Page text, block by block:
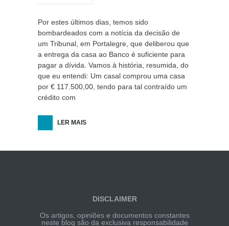
Por estes últimos dias, temos sido
bombardeados com a notícia da decisão de
um Tribunal, em Portalegre, que deliberou que
a entrega da casa ao Banco é suficiente para
pagar a dívida. Vamos à história, resumida, do
que eu entendi: Um casal comprou uma casa
por € 117.500,00, tendo para tal contraído um
crédito com
LER MAIS
DISCLAIMER
Os artigos, opiniões e documentos constantes
neste blog são da exclusiva responsabilidade